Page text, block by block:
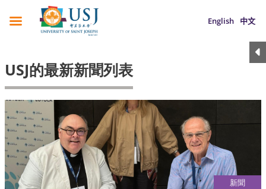
English 中文
USJ的最新新聞列表
新聞